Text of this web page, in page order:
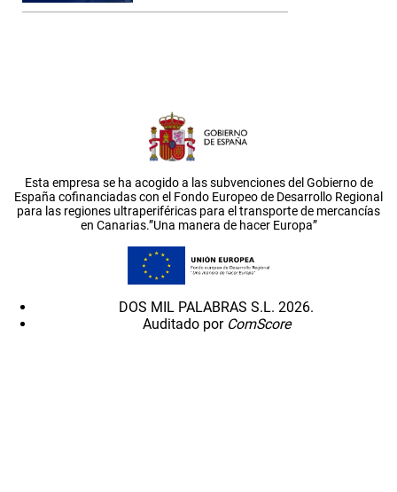
Esta empresa se ha acogido a las subvenciones del Gobierno de
España cofinanciadas con el Fondo Europeo de Desarrollo Regional
para las regiones ultraperiféricas para el transporte de mercancías
en Canarias.”Una manera de hacer Europa”
DOS MIL PALABRAS S.L. 2026.
Auditado por ComScore